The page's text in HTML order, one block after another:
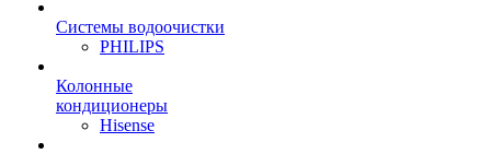
Системы водоочистки
PHILIPS
Колонные
кондиционеры
Hisense